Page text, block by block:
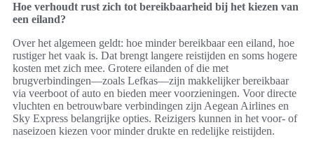
Hoe verhoudt rust zich tot bereikbaarheid bij het kiezen van
een eiland?
Over het algemeen geldt: hoe minder bereikbaar een eiland, hoe
rustiger het vaak is. Dat brengt langere reistijden en soms hogere
kosten met zich mee. Grotere eilanden of die met
brugverbindingen—zoals Lefkas—zijn makkelijker bereikbaar
via veerboot of auto en bieden meer voorzieningen. Voor directe
vluchten en betrouwbare verbindingen zijn Aegean Airlines en
Sky Express belangrijke opties. Reizigers kunnen in het voor- of
naseizoen kiezen voor minder drukte en redelijke reistijden.